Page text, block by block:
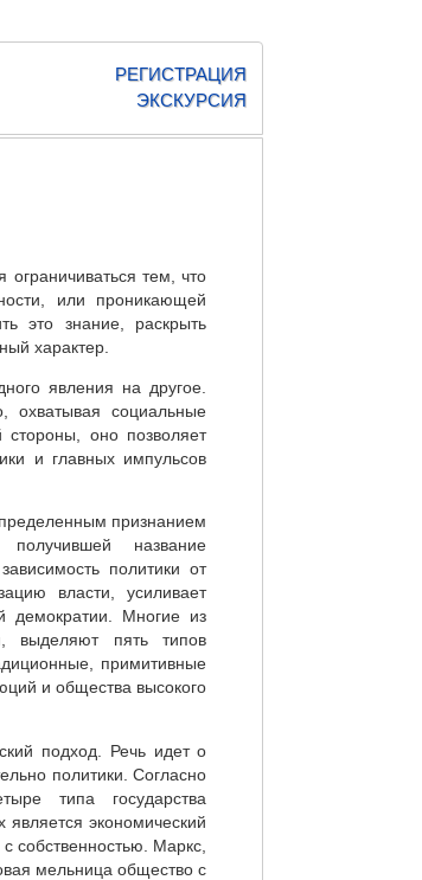
РЕГИСТРАЦИЯ
ЭКСКУРСИЯ
тем, что
или проникающей
это знание, раскрыть
характер.
явления на другое.
охватывая социальные
оно позволяет
и главных импульсов
признанием
название
политики от
власти, усиливает
демократии. Многие из
выделяют пять типов
примитивные
и общества высокого
подход. Речь идет о
политики. Согласно
типа государства
экономический
собственностью. Маркс,
мельница общество с